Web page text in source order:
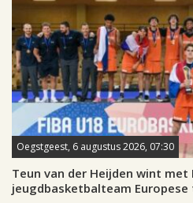
Oegstgeest, 6 augustus 2026, 07:30
Teun van der Heijden wint met
jeugdbasketbalteam